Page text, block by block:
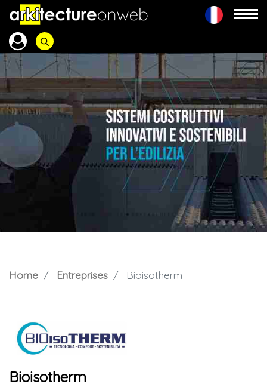
Home Entreprises Bioisotherm
Bioisotherm